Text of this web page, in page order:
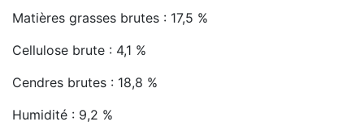
Matières grasses brutes : 17,5 %
Cellulose brute : 4,1 %
Cendres brutes : 18,8 %
Humidité : 9,2 %